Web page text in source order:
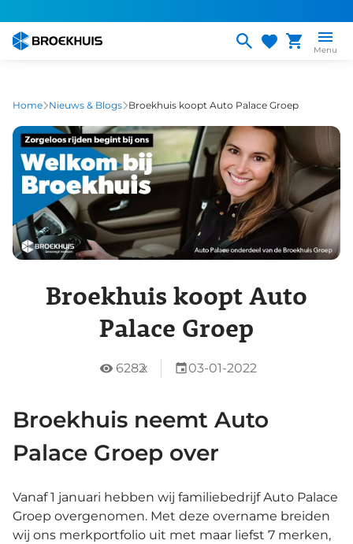
naar
gaan
Menu
Home Nieuws & Blogs Broekhuis koopt Auto Palace Groep
Broekhuis koopt Auto
Palace Groep
6282x 03-01-2022
Broekhuis neemt Auto
Palace Groep over
Vanaf 1 januari hebben wij familiebedrijf Auto Palace
Groep overgenomen. Met deze overname breiden
wij ons merkportfolio uit met maar liefst 7 merken,